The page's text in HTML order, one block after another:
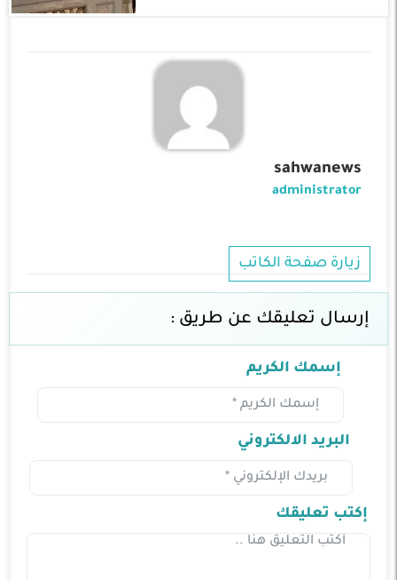
sahwanews
administrator
زيارة صفحة الكاتب
إرسال تعليقك عن طريق :
إسمك الكريم
البريد الالكتروني
إكتب تعليقك